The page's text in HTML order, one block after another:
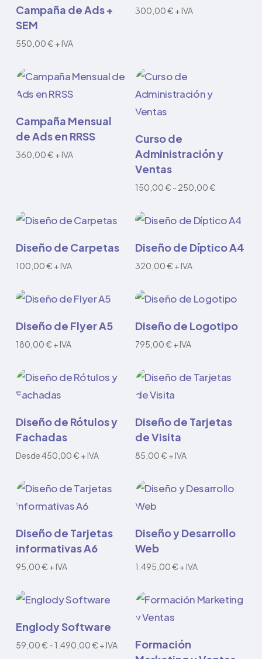
producto
Campaña de Ads +
SEM
550,00€ + IVA
300,00€ + IVA
Campaña Mensual
de Ads en RRSS
360,00€ + IVA
Seleccionar
opciones
producto
tiene
Las
se
pueden
en
la
página
producto
Curso de
Administración y
Ventas
150,00€ - 250,00€
desde
250,00 €
Diseño de Carpetas
100,00€ + IVA
Añadir al carrito
Diseño de Díptico A4
320,00€ + IVA
Diseño de Flyer A5
180,00€ + IVA
Diseño de Logotipo
795,00€ + IVA
Leer más
Diseño de Rótulos y
Fachadas
Desde450,00€ + IVA
Diseño de Tarjetas
de Visita
85,00€ + IVA
Diseño de Tarjetas
informativas A6
95,00€ + IVA
Diseño y Desarrollo
Web
1.495,00€ + IVA
Seleccionar
opciones
producto
tiene
Englody Software
59,00€ - 1.490,00€Rango
+ IVA
Añadir al carrito
Formación